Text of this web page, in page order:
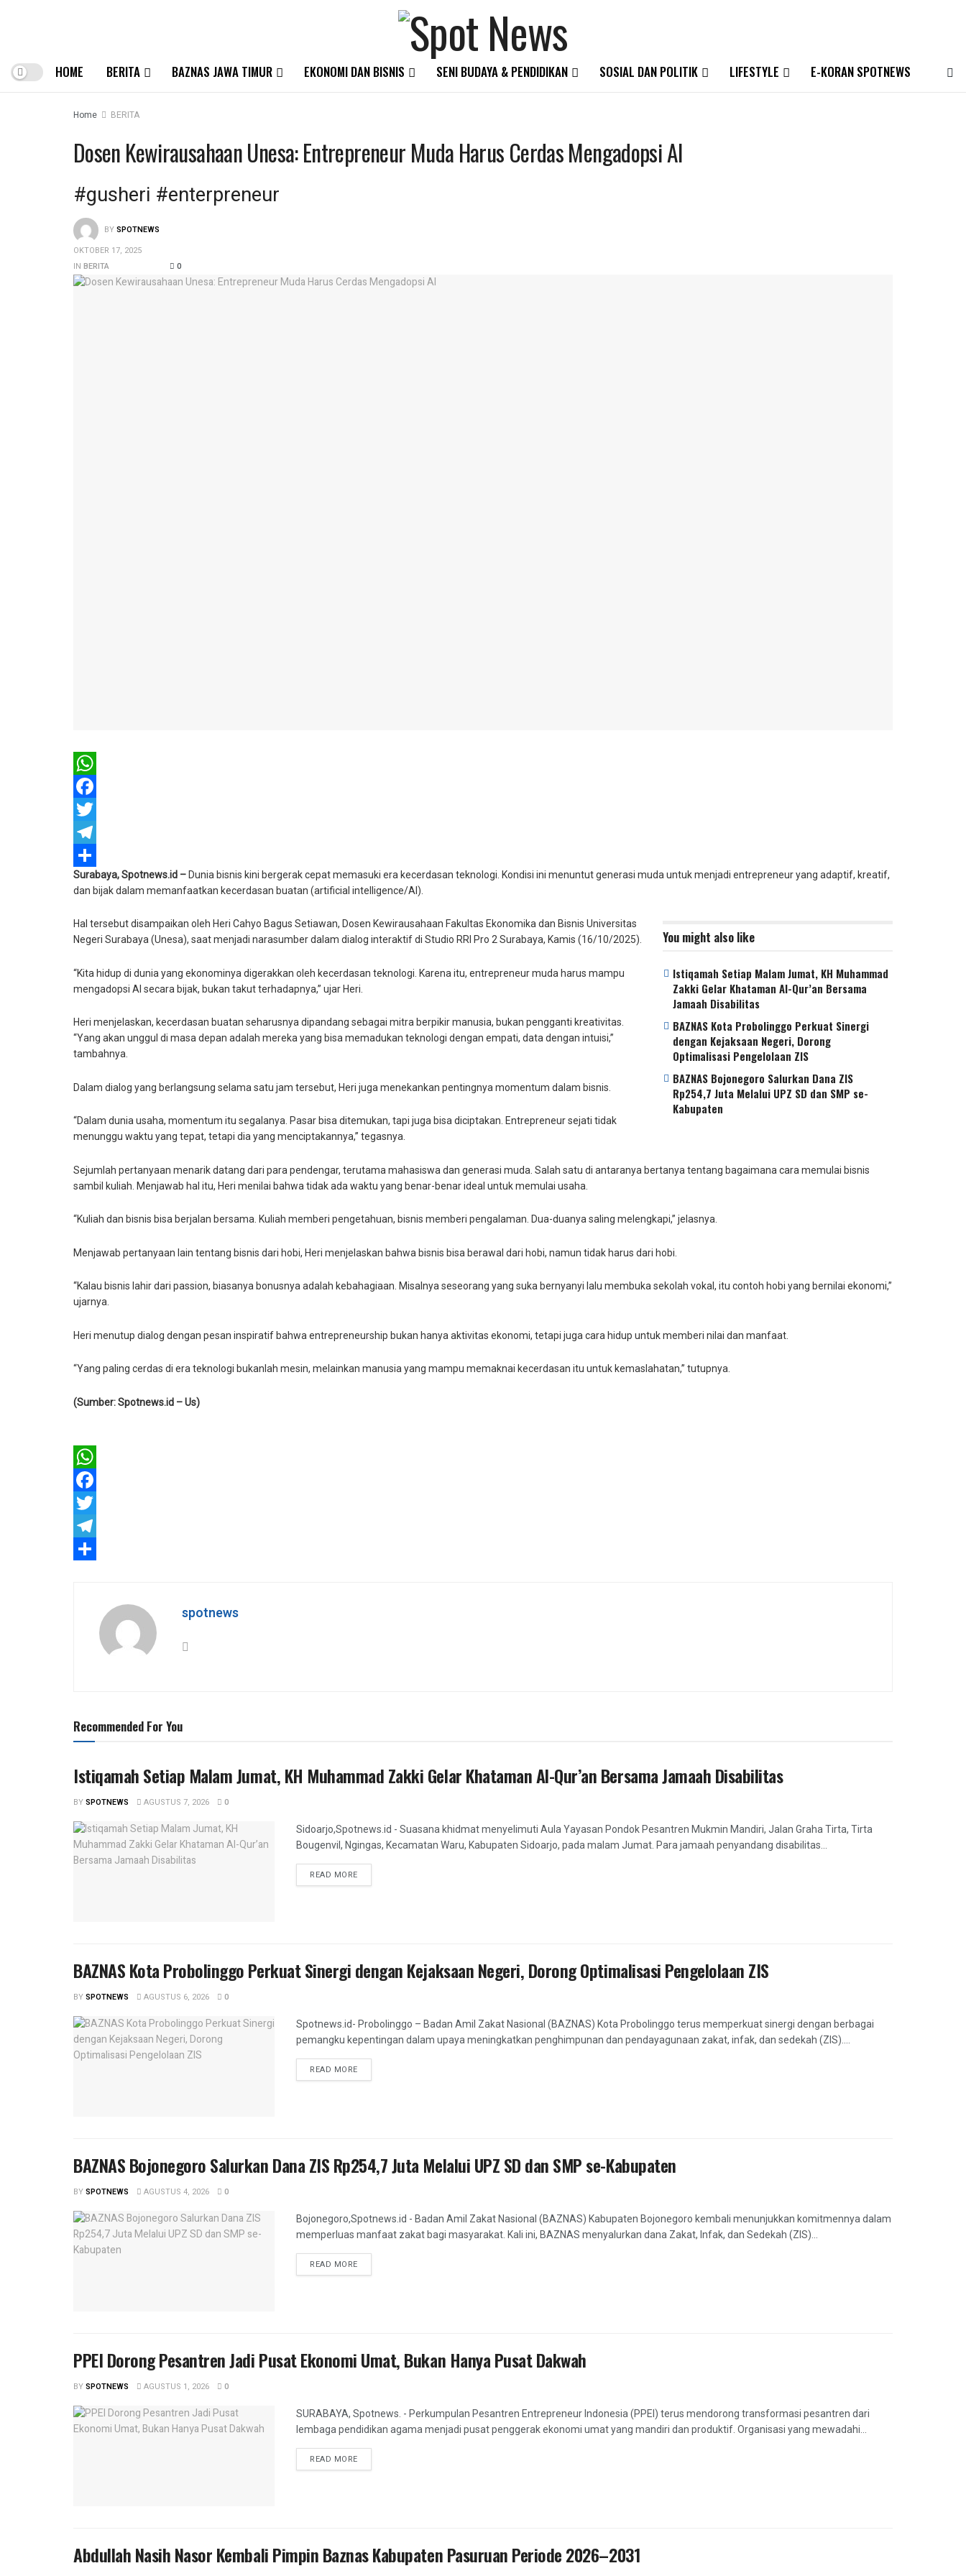
HOME BERITA BAZNAS JAWA TIMUR EKONOMI DAN BISNIS SENI BUDAYA & PENDIDIKAN SOSIAL DAN POLITIK LIFESTYLE E-KORAN SPOTNEWS
Home BERITA
Dosen Kewirausahaan Unesa: Entrepreneur Muda Harus Cerdas Mengadopsi AI
#gusheri #enterpreneur
BYSPOTNEWS
OKTOBER 17, 2025
IN BERITA 0
WhatsApp
Facebook
Twitter
Telegram
Share
Surabaya, Spotnews.id – Dunia bisnis kini bergerak cepat memasuki era kecerdasan teknologi. Kondisi ini menuntut generasi muda untuk menjadi entrepreneur yang adaptif, kreatif,
dan bijak dalam memanfaatkan kecerdasan buatan (artificial intelligence/AI).
You might also like
Istiqamah Setiap Malam Jumat, KH Muhammad
Zakki Gelar Khataman Al-Qur’an Bersama
Jamaah Disabilitas
BAZNAS Kota Probolinggo Perkuat Sinergi
dengan Kejaksaan Negeri, Dorong
Optimalisasi Pengelolaan ZIS
BAZNAS Bojonegoro Salurkan Dana ZIS
Rp254,7 Juta Melalui UPZ SD dan SMP se-
Kabupaten
Hal tersebut disampaikan oleh Heri Cahyo Bagus Setiawan, Dosen Kewirausahaan Fakultas Ekonomika dan Bisnis Universitas
Negeri Surabaya (Unesa), saat menjadi narasumber dalam dialog interaktif di Studio RRI Pro 2 Surabaya, Kamis (16/10/2025).
“Kita hidup di dunia yang ekonominya digerakkan oleh kecerdasan teknologi. Karena itu, entrepreneur muda harus mampu
mengadopsi AI secara bijak, bukan takut terhadapnya,” ujar Heri.
Heri menjelaskan, kecerdasan buatan seharusnya dipandang sebagai mitra berpikir manusia, bukan pengganti kreativitas.
“Yang akan unggul di masa depan adalah mereka yang bisa memadukan teknologi dengan empati, data dengan intuisi,”
tambahnya.
Dalam dialog yang berlangsung selama satu jam tersebut, Heri juga menekankan pentingnya momentum dalam bisnis.
“Dalam dunia usaha, momentum itu segalanya. Pasar bisa ditemukan, tapi juga bisa diciptakan. Entrepreneur sejati tidak
menunggu waktu yang tepat, tetapi dia yang menciptakannya,” tegasnya.
Sejumlah pertanyaan menarik datang dari para pendengar, terutama mahasiswa dan generasi muda. Salah satu di antaranya bertanya tentang bagaimana cara memulai bisnis
sambil kuliah. Menjawab hal itu, Heri menilai bahwa tidak ada waktu yang benar-benar ideal untuk memulai usaha.
“Kuliah dan bisnis bisa berjalan bersama. Kuliah memberi pengetahuan, bisnis memberi pengalaman. Dua-duanya saling melengkapi,” jelasnya.
Menjawab pertanyaan lain tentang bisnis dari hobi, Heri menjelaskan bahwa bisnis bisa berawal dari hobi, namun tidak harus dari hobi.
“Kalau bisnis lahir dari passion, biasanya bonusnya adalah kebahagiaan. Misalnya seseorang yang suka bernyanyi lalu membuka sekolah vokal, itu contoh hobi yang bernilai ekonomi,”
ujarnya.
Heri menutup dialog dengan pesan inspiratif bahwa entrepreneurship bukan hanya aktivitas ekonomi, tetapi juga cara hidup untuk memberi nilai dan manfaat.
“Yang paling cerdas di era teknologi bukanlah mesin, melainkan manusia yang mampu memaknai kecerdasan itu untuk kemaslahatan,” tutupnya.
(Sumber: Spotnews.id – Us)
WhatsApp
Facebook
Twitter
Telegram
spotnews
Recommended For You
Istiqamah Setiap Malam Jumat, KH Muhammad Zakki Gelar Khataman Al-Qur’an Bersama Jamaah Disabilitas
BYSPOTNEWS AGUSTUS 7, 2026 0
Sidoarjo,Spotnews.id - Suasana khidmat menyelimuti Aula Yayasan Pondok Pesantren Mukmin Mandiri, Jalan Graha Tirta, Tirta
Bougenvil, Ngingas, Kecamatan Waru, Kabupaten Sidoarjo, pada malam Jumat. Para jamaah penyandang disabilitas...
READ MOREDETAILS
BAZNAS Kota Probolinggo Perkuat Sinergi dengan Kejaksaan Negeri, Dorong Optimalisasi Pengelolaan ZIS
BYSPOTNEWS AGUSTUS 6, 2026 0
Spotnews.id- Probolinggo – Badan Amil Zakat Nasional (BAZNAS) Kota Probolinggo terus memperkuat sinergi dengan berbagai
pemangku kepentingan dalam upaya meningkatkan penghimpunan dan pendayagunaan zakat, infak, dan sedekah (ZIS)....
READ MOREDETAILS
BAZNAS Bojonegoro Salurkan Dana ZIS Rp254,7 Juta Melalui UPZ SD dan SMP se-Kabupaten
BYSPOTNEWS AGUSTUS 4, 2026 0
Bojonegoro,Spotnews.id - Badan Amil Zakat Nasional (BAZNAS) Kabupaten Bojonegoro kembali menunjukkan komitmennya dalam
memperluas manfaat zakat bagi masyarakat. Kali ini, BAZNAS menyalurkan dana Zakat, Infak, dan Sedekah (ZIS)...
READ MOREDETAILS
PPEI Dorong Pesantren Jadi Pusat Ekonomi Umat, Bukan Hanya Pusat Dakwah
BYSPOTNEWS AGUSTUS 1, 2026 0
SURABAYA, Spotnews. - Perkumpulan Pesantren Entrepreneur Indonesia (PPEI) terus mendorong transformasi pesantren dari
lembaga pendidikan agama menjadi pusat penggerak ekonomi umat yang mandiri dan produktif. Organisasi yang mewadahi...
READ MOREDETAILS
Abdullah Nasih Nasor Kembali Pimpin Baznas Kabupaten Pasuruan Periode 2026–2031